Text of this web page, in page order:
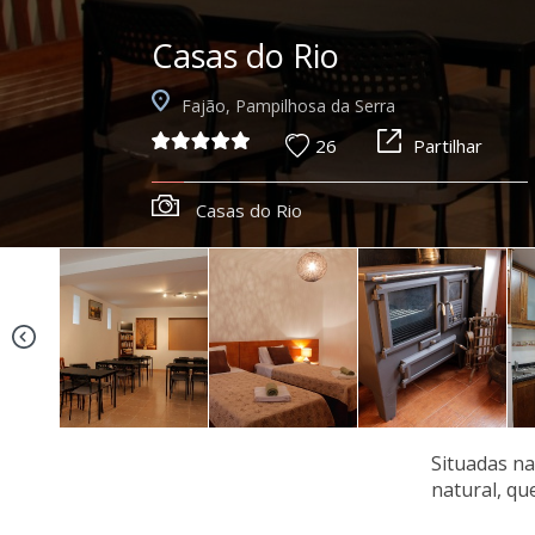
Casas do Rio
Fajão, Pampilhosa da Serra
26 Partilhar
Casas do Rio
Situadas
natural,